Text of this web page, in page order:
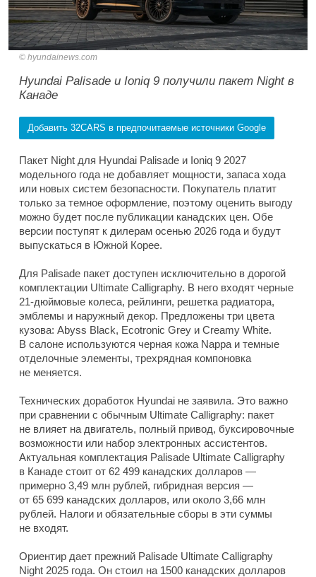
hyundainews.com
Hyundai Palisade и Ioniq 9 получили пакет Night в
Канаде
Добавить 32CARS в предпочитаемые источники Google
Пакет Night для Hyundai Palisade и Ioniq 9 2027
модельного года не добавляет мощности, запаса хода
или новых систем безопасности. Покупатель платит
только за темное оформление, поэтому оценить выгоду
можно будет после публикации канадских цен. Обе
версии поступят к дилерам осенью 2026 года и будут
выпускаться в Южной Корее.
Для Palisade пакет доступен исключительно в дорогой
комплектации Ultimate Calligraphy. В него входят черные
21-дюймовые колеса, рейлинги, решетка радиатора,
эмблемы и наружный декор. Предложены три цвета
кузова: Abyss Black, Ecotronic Grey и Creamy White.
В салоне используются черная кожа Nappa и темные
отделочные элементы, трехрядная компоновка
не меняется.
Технических доработок Hyundai не заявила. Это важно
при сравнении с обычным Ultimate Calligraphy: пакет
не влияет на двигатель, полный привод, буксировочные
возможности или набор электронных ассистентов.
Актуальная комплектация Palisade Ultimate Calligraphy
в Канаде стоит от 62 499 канадских долларов —
примерно 3,49 млн рублей, гибридная версия —
от 65 699 канадских долларов, или около 3,66 млн
рублей. Налоги и обязательные сборы в эти суммы
не входят.
Ориентир дает прежний Palisade Ultimate Calligraphy
Night 2025 года. Он стоил на 1500 канадских долларов